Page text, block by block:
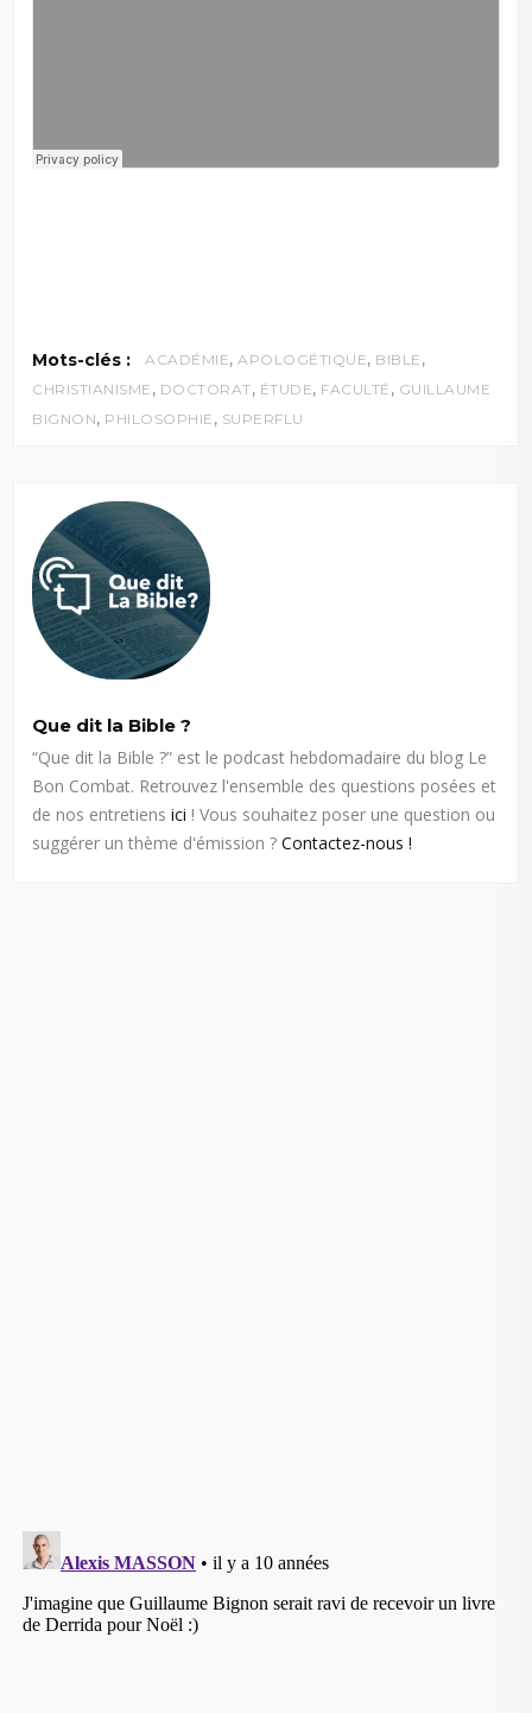
Mots-clés : ACADÉMIE, APOLOGÉTIQUE, BIBLE ,
CHRISTIANISME , DOCTORAT, ÉTUDE, FACULTÉ , GUILLAUME
BIGNON, PHILOSOPHIE , SUPERFLU
Que dit la Bible ?
“Que dit la Bible ?” est le podcast hebdomadaire du blog Le
Bon Combat. Retrouvez l'ensemble des questions posées et
de nos entretiensici ! Vous souhaitez poser une question ou
suggérer un thème d'émission ?Contactez-nous !